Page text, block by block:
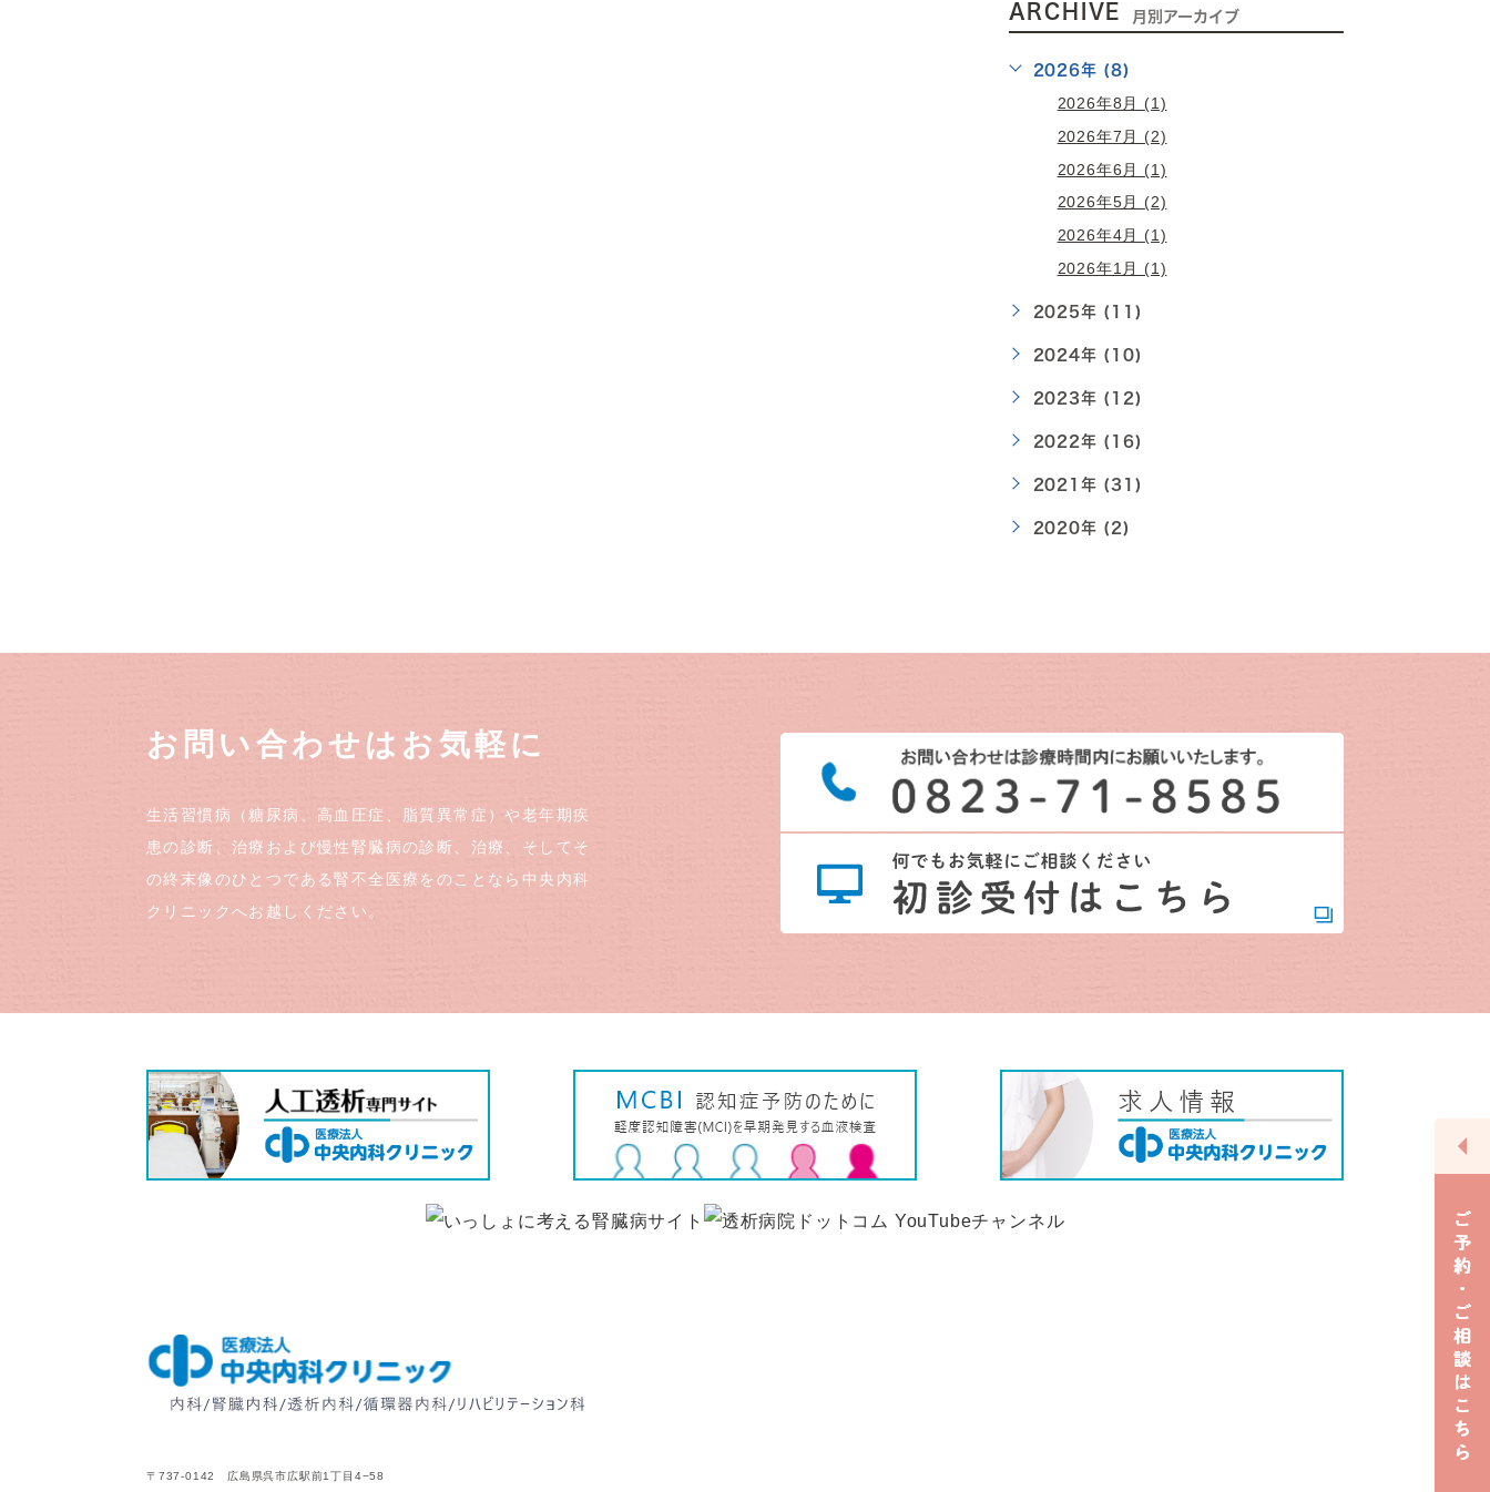
ARCHIVE 月別アーカイブ
2026年 (8)
2026年8月 (1)
2026年7月 (2)
2026年6月 (1)
2026年5月 (2)
2026年4月 (1)
2026年1月 (1)
2025年 (11)
2024年 (10)
2023年 (12)
2022年 (16)
2021年 (31)
2020年 (2)
お問い合わせはお気軽に
生活習慣病（糖尿病、高血圧症、脂質異常症）や老年期疾
患の診断、治療および慢性腎臓病の診断、治療、そしてそ
の終末像のひとつである腎不全医療をのことなら中央内科
クリニックへお越しください。
〒737-0142 広島県呉市広駅前1丁目4−58